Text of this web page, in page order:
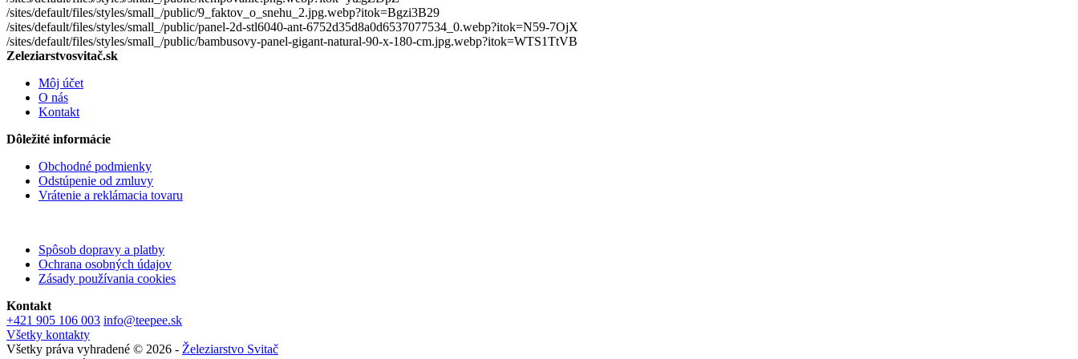
/sites/default/files/styles/small_/public/9_faktov_o_snehu_2.jpg.webp?itok=Bgzi3B29
/sites/default/files/styles/small_/public/panel-2d-stl6040-ant-6752d35d8a0d6537077534_0.webp?itok=N59-7OjX
/sites/default/files/styles/small_/public/bambusovy-panel-gigant-natural-90-x-180-cm.jpg.webp?itok=WTS1TtVB
Zeleziarstvosvitač.sk
Môj účet
O nás
Kontakt
Dôležité informácie
Obchodné podmienky
Odstúpenie od zmluvy
Vrátenie a reklámacia tovaru
Spôsob dopravy a platby
Ochrana osobných údajov
Zásady používania cookies
Kontakt
+421 905 106 003 info@teepee.sk
Všetky kontakty
Všetky práva vyhradené © 2026 - Železiarstvo Svitač